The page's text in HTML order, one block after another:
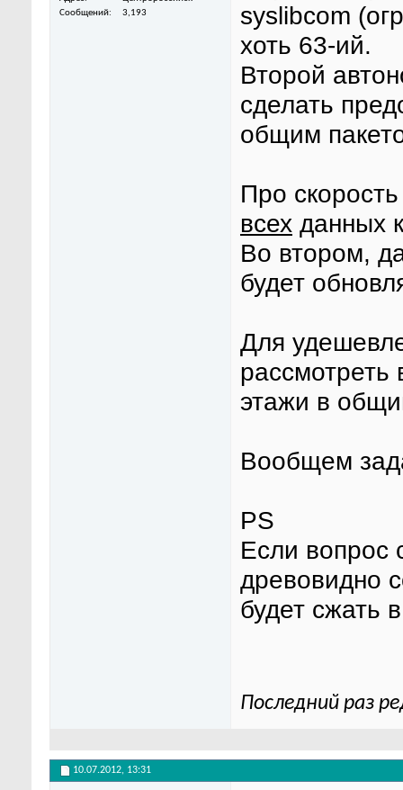
Сообщений
3,193
syslibcom
хоть 63-ий.
Второй
сделать
общим
Про
всех данных
Во втором,
будет
Для
рассмотреть
этажи в
Вообщем
PS
Если вопрос
древовидно
будет сжать
Последний раз
10.07.2012, 13:31